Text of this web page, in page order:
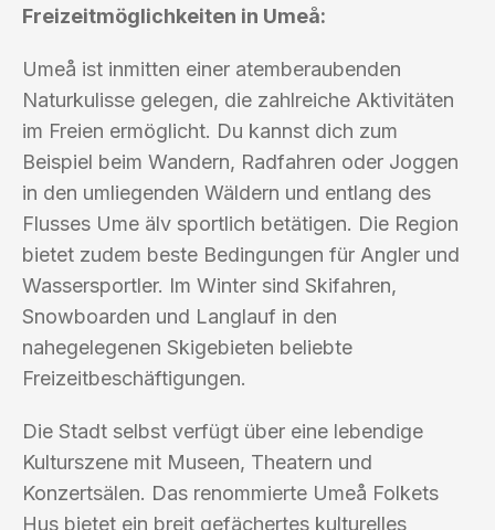
Freizeitmöglichkeiten in Umeå:
Umeå ist inmitten einer atemberaubenden
Naturkulisse gelegen, die zahlreiche Aktivitäten
im Freien ermöglicht. Du kannst dich zum
Beispiel beim Wandern, Radfahren oder Joggen
in den umliegenden Wäldern und entlang des
Flusses Ume älv sportlich betätigen. Die Region
bietet zudem beste Bedingungen für Angler und
Wassersportler. Im Winter sind Skifahren,
Snowboarden und Langlauf in den
nahegelegenen Skigebieten beliebte
Freizeitbeschäftigungen.
Die Stadt selbst verfügt über eine lebendige
Kulturszene mit Museen, Theatern und
Konzertsälen. Das renommierte Umeå Folkets
Hus bietet ein breit gefächertes kulturelles